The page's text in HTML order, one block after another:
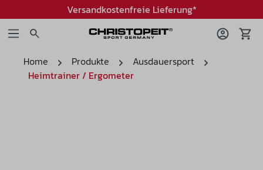
Versandkostenfreie Lieferung*
Home Produkte
Ausdauersport
Heimtrainer / Ergometer